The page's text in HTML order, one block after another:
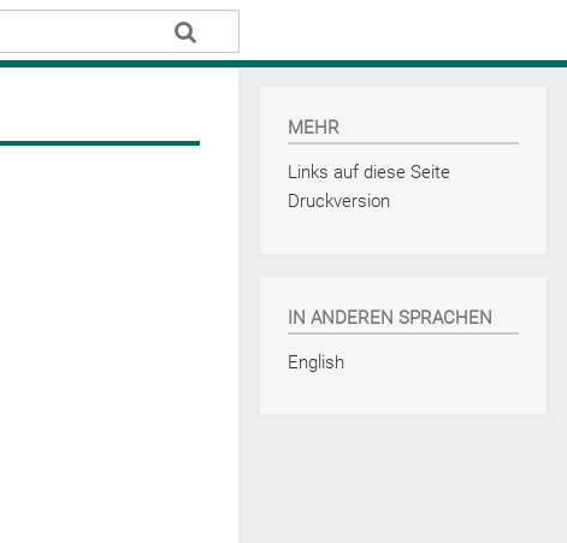
MEHR
Links auf diese Seite
Druckversion
IN ANDEREN SPRACHEN
English